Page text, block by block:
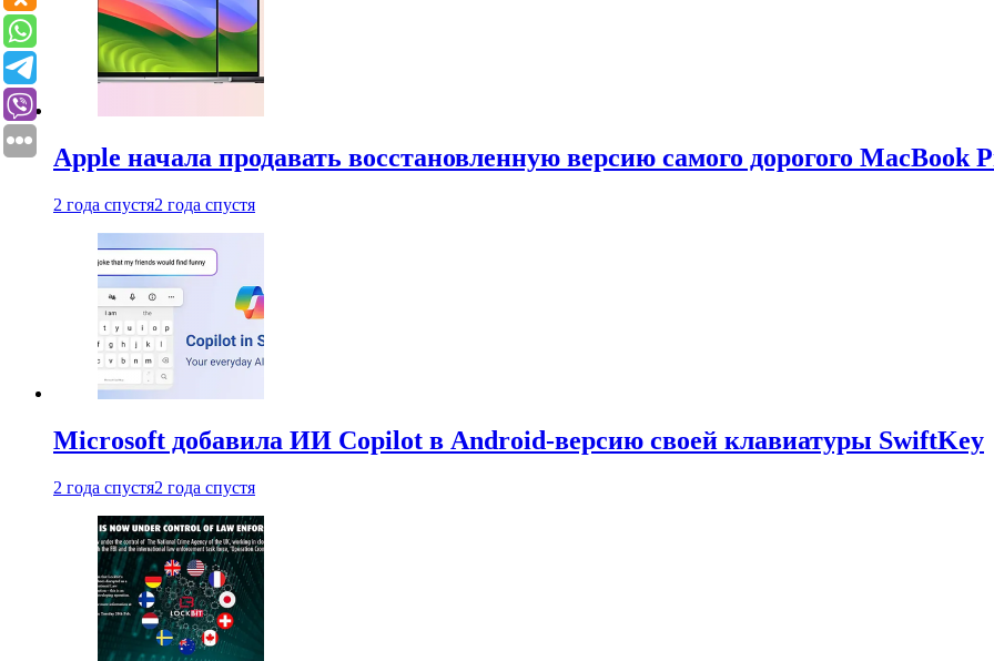
Apple начала продавать восстановленную версию самого дорогого MacBook
2 года спустя2 года спустя
Microsoft добавила ИИ Copilot в Android-версию своей клавиатуры SwiftKey
2 года спустя2 года спустя